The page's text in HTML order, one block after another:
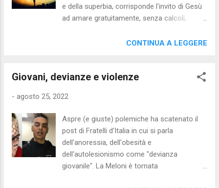
e della superbia, corrisponde l'invito di Gesù
ad amare gratuitamente, senza calcoli,
ad essere umili. Il mondo ci insegna ad
quello che siamo. Ma c hi decide quale posto
e le lotte quotidiane, o il padrone del
colui che non pretende , che non si impone,
ma che si affida a Dio, perchè si fida di Dio e
del posto che Lui gli assegna. Lascia a Lui le
redini della propria vita. E' così che Dio viene
glorificato (dagli umili) e "Dio gli rivela i suoi
CONTINUA A LEGGERE
Giovani, devianze e violenze
- agosto 25, 2022
Aspre (e giuste) polemiche ha scatenato il
post di Fratelli d'Italia in cui si parla
dell'anoressia, dell'obesità e
dell'autolesionismo come "devianza
giovanile". La Meloni è tornata